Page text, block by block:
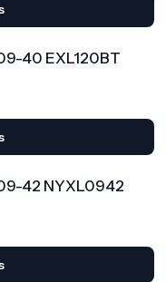
40 EXL120BT
42 NYXL0942